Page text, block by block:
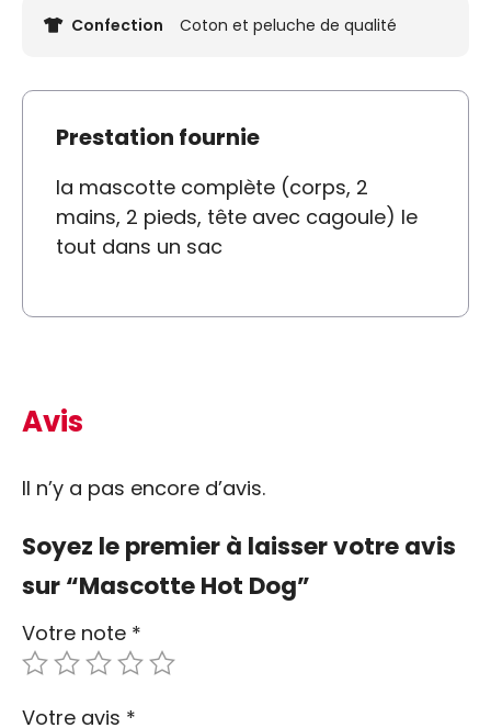
Confection Coton et peluche de qualité
Prestation fournie
la mascotte complète (corps, 2
mains, 2 pieds, tête avec cagoule) le
tout dans un sac
Avis
Il n’y a pas encore d’avis.
Soyez le premier à laisser votre avis
sur “Mascotte Hot Dog”
Votre note *
Votre avis *